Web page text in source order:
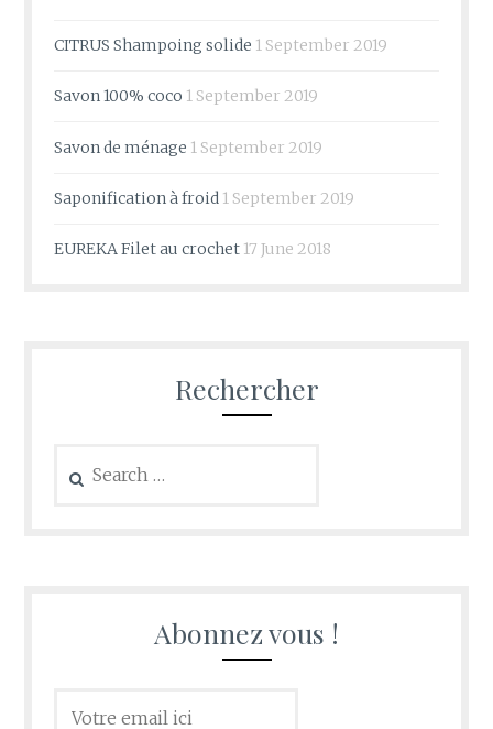
CITRUS Shampoing solide 1 September 2019
Savon 100% coco 1 September 2019
Savon de ménage 1 September 2019
Saponification à froid 1 September 2019
EUREKA Filet au crochet 17 June 2018
Rechercher
for:
Abonnez vous !